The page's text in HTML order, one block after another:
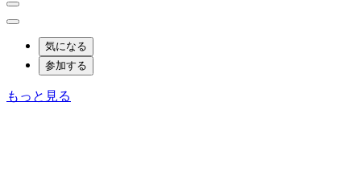
気になる
参加する
もっと見る